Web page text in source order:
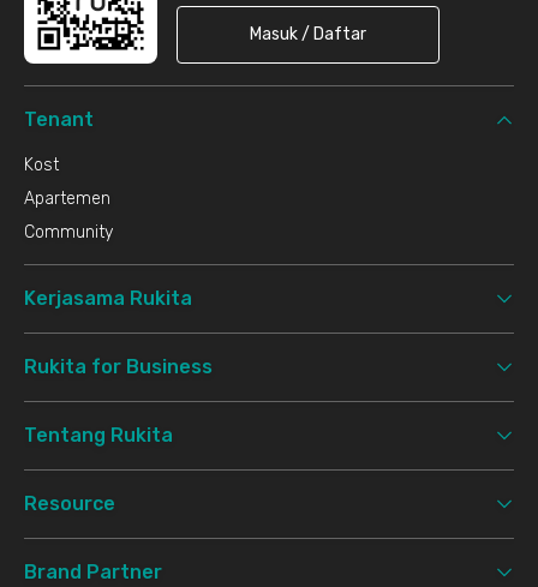
Masuk / Daftar
Tenant
Kost
Apartemen
Community
Kerjasama Rukita
Rukita for Business
Tentang Rukita
Resource
Brand Partner